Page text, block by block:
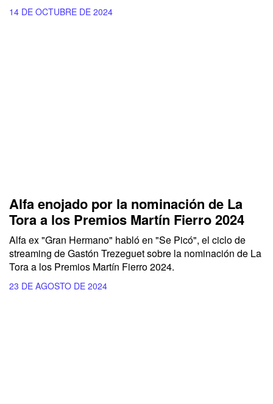
14 DE OCTUBRE DE 2024
Alfa enojado por la nominación de La
Tora a los Premios Martín Fierro 2024
Alfa ex "Gran Hermano" habló en "Se Picó", el ciclo de
streaming de Gastón Trezeguet sobre la nominación de La
Tora a los Premios Martín Fierro 2024.
23 DE AGOSTO DE 2024